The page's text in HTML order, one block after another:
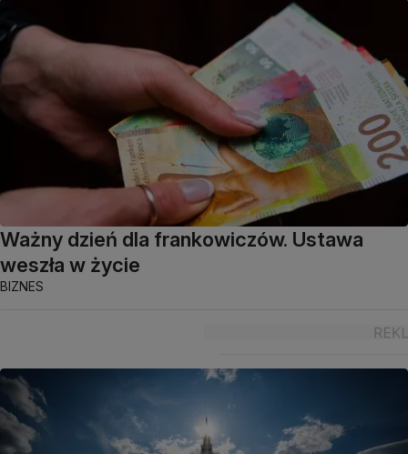
Ważny dzień dla frankowiczów. Ustawa
weszła w życie
BIZNES